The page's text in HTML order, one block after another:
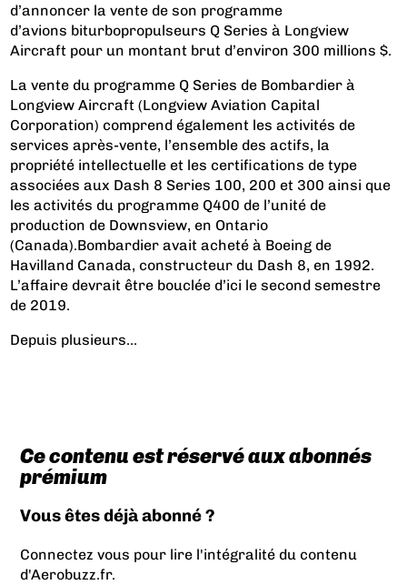
d’annoncer la vente de son programme
d’avions biturbopropulseurs Q Series à Longview
Aircraft pour un montant brut d’environ 300 millions $.
La vente du programme Q Series de Bombardier à
Longview Aircraft (Longview Aviation Capital
Corporation) comprend également les activités de
services après-vente, l’ensemble des actifs, la
propriété intellectuelle et les certifications de type
associées aux Dash 8 Series 100, 200 et 300 ainsi que
les activités du programme Q400 de l’unité de
production de Downsview, en Ontario
(Canada).Bombardier avait acheté à Boeing de
Havilland Canada, constructeur du Dash 8, en 1992.
L’affaire devrait être bouclée d’ici le second semestre
de 2019.
Depuis plusieurs...
Ce contenu est réservé aux abonnés
prémium
Vous êtes déjà abonné ?
Connectez vous pour lire l'intégralité du contenu
d'Aerobuzz.fr.